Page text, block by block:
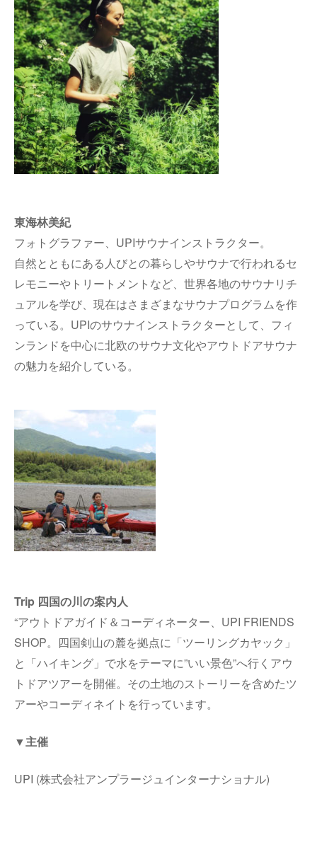
東海林美紀
フォトグラファー、UPIサウナインストラクター。
自然とともにある人びとの暮らしやサウナで行われるセ
レモニーやトリートメントなど、世界各地のサウナリチ
ュアルを学び、現在はさまざまなサウナプログラムを作
っている。UPIのサウナインストラクターとして、フィ
ンランドを中心に北欧のサウナ文化やアウトドアサウナ
の魅力を紹介している。
Trip 四国の川の案内人
“アウトドアガイド＆コーディネーター、UPI FRIENDS
SHOP。四国剣山の麓を拠点に「ツーリングカヤック」
と「ハイキング」で水をテーマに”いい景色”へ行くアウ
トドアツアーを開催。その土地のストーリーを含めたツ
アーやコーディネイトを行っています。
▼主催
UPI (株式会社アンプラージュインターナショナル)